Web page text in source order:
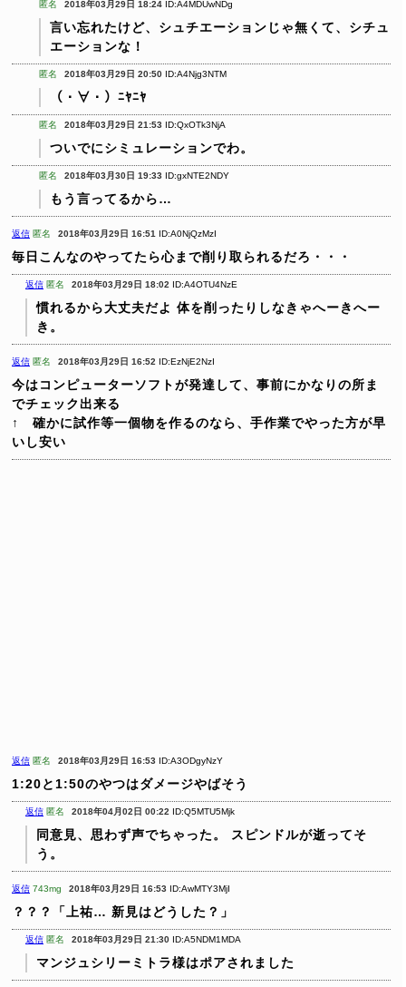
匿名 2018年03月29日 18:24 ID:A4MDUwNDg
言い忘れたけど、シュチエーションじゃ無くて、シチュ
エーションな！
匿名 2018年03月29日 20:50 ID:A4Njg3NTM
（・∀・）ﾆﾔﾆﾔ
匿名 2018年03月29日 21:53 ID:QxOTk3NjA
ついでにシミュレーションでわ。
匿名 2018年03月30日 19:33 ID:gxNTE2NDY
もう言ってるから…
返信 匿名 2018年03月29日 16:51 ID:A0NjQzMzI
毎日こんなのやってたら心まで削り取られるだろ・・・
返信 匿名 2018年03月29日 18:02 ID:A4OTU4NzE
慣れるから大丈夫だよ 体を削ったりしなきゃへーきへー
き。
返信 匿名 2018年03月29日 16:52 ID:EzNjE2NzI
今はコンピューターソフトが発達して、事前にかなりの所ま
でチェック出来る
↑ 確かに試作等一個物を作るのなら、手作業でやった方が早
いし安い
返信 匿名 2018年03月29日 16:53 ID:A3ODgyNzY
1:20と1:50のやつはダメージやばそう
返信 匿名 2018年04月02日 00:22 ID:Q5MTU5Mjk
同意見、思わず声でちゃった。
スピンドルが逝ってそ
う。
返信 743mg 2018年03月29日 16:53 ID:AwMTY3MjI
？？？「上祐… 新見はどうした？」
返信 匿名 2018年03月29日 21:30 ID:A5NDM1MDA
マンジュシリーミトラ様はポアされました